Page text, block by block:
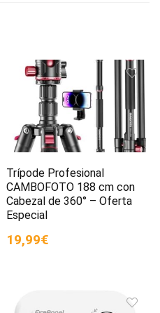
Trípode Profesional
CAMBOFOTO 188 cm con
Cabezal de 360° – Oferta
Especial
19,99€